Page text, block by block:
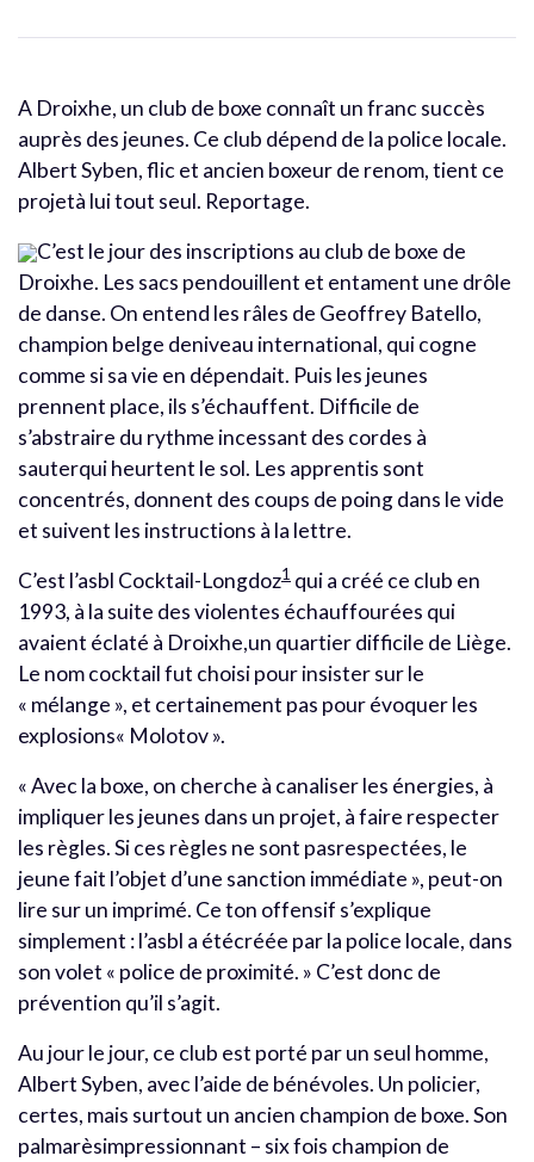
A Droixhe, un club de boxe connaît un franc succès
auprès des jeunes. Ce club dépend de la police locale.
Albert Syben, flic et ancien boxeur de renom, tient ce
projetà lui tout seul. Reportage.
C’est le jour des inscriptions au club de boxe de
Droixhe. Les sacs pendouillent et entament une drôle
de danse. On entend les râles de Geoffrey Batello,
champion belge deniveau international, qui cogne
comme si sa vie en dépendait. Puis les jeunes
prennent place, ils s’échauffent. Difficile de
s’abstraire du rythme incessant des cordes à
sauterqui heurtent le sol. Les apprentis sont
concentrés, donnent des coups de poing dans le vide
et suivent les instructions à la lettre.
C’est l’asbl Cocktail-Longdoz1 qui a créé ce club en
1993, à la suite des violentes échauffourées qui
avaient éclaté à Droixhe,un quartier difficile de Liège.
Le nom cocktail fut choisi pour insister sur le
« mélange », et certainement pas pour évoquer les
explosions« Molotov ».
« Avec la boxe, on cherche à canaliser les énergies, à
impliquer les jeunes dans un projet, à faire respecter
les règles. Si ces règles ne sont pasrespectées, le
jeune fait l’objet d’une sanction immédiate », peut-on
lire sur un imprimé. Ce ton offensif s’explique
simplement : l’asbl a étécréée par la police locale, dans
son volet « police de proximité. » C’est donc de
prévention qu’il s’agit.
Au jour le jour, ce club est porté par un seul homme,
Albert Syben, avec l’aide de bénévoles. Un policier,
certes, mais surtout un ancien champion de boxe. Son
palmarèsimpressionnant – six fois champion de